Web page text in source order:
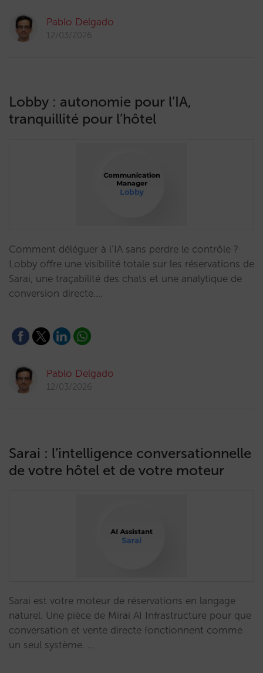
Pablo Delgado
12/03/2026
Lobby : autonomie pour l’IA,
tranquillité pour l’hôtel
Comment déléguer à l’IA sans perdre le contrôle ?
Lobby offre une visibilité totale sur les réservations de
Sarai, une traçabilité des chats et une analytique de
conversion directe.…
Pablo Delgado
12/03/2026
Sarai : l’intelligence conversationnelle
de votre hôtel et de votre moteur
Sarai est votre moteur de réservations en langage
naturel. Une pièce de Mirai AI Infrastructure pour que
conversation et vente directe fonctionnent comme
un seul système. …